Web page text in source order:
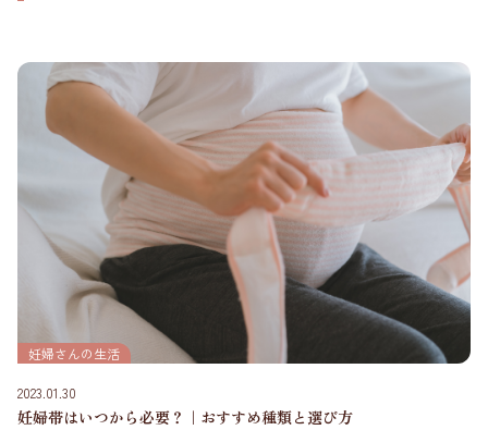
妊婦さんの生活
2023.01.30
妊婦帯はいつから必要？｜おすすめ種類と選び方